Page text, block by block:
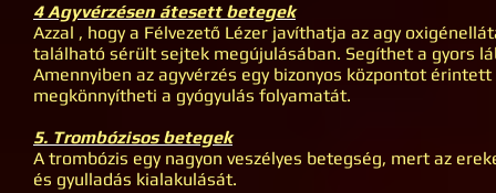
4 Agyvérzésen átesett betegek
Azzal , hogy a Félvezető Lézer javíthatja az agy
található sérült sejtek megújulásában. Segíthet a gyors
Amennyiben az agyvérzés egy bizonyos központot
megkönnyítheti a gyógyulás folyamatát.
5. Trombózisos betegek
A trombózis egy nagyon veszélyes betegség, mert az
és gyulladás kialakulását.